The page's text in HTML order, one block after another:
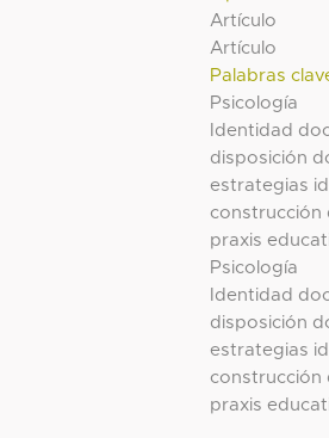
Artículo
Artículo
Palabras
Psicología
Identidad
disposición
estrategias
construcción
praxis
Psicología
Identidad
disposición
estrategias
construcción
praxis